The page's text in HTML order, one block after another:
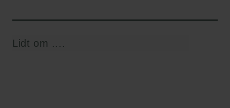
Lidt om ....